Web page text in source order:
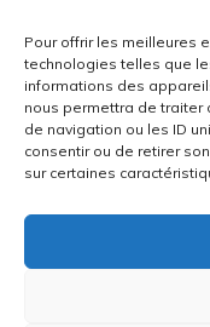
Pour offrir les meilleures
technologies telles que
informations des
nous permettra de
de navigation ou les ID
consentir ou de retirer
sur certaines
© 2022